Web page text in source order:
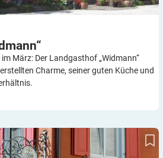
März: Der Landgasthof „Widmann“
Charme, seiner guten Küche und
am Bio-Himmel